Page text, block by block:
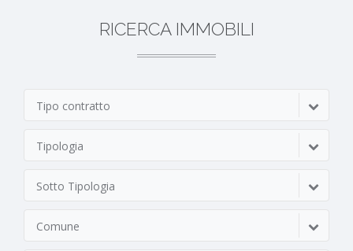
RICERCA IMMOBILI
Tipo contratto
Tipologia
Sotto Tipologia
Comune